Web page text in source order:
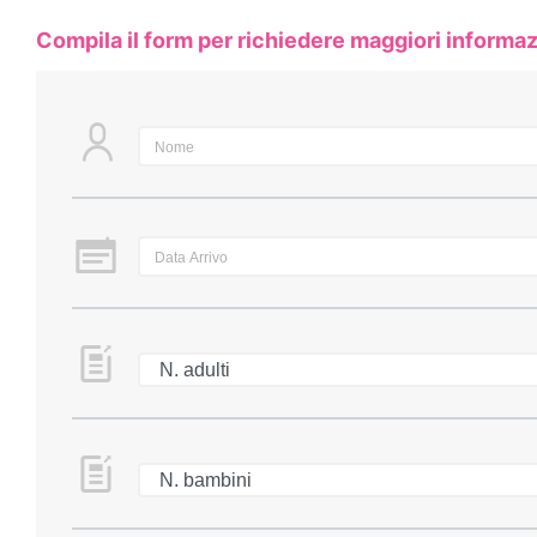
Compila il form per richiedere maggiori